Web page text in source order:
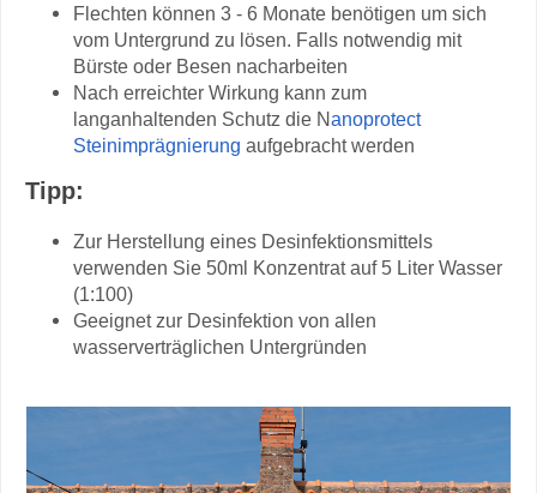
Flechten können 3 - 6 Monate benötigen um sich
vom Untergrund zu lösen. Falls notwendig mit
Bürste oder Besen nacharbeiten
Nach erreichter Wirkung kann zum
langanhaltenden Schutz die Nanoprotect
Steinimprägnierung aufgebracht werden
Tipp:
Zur Herstellung eines Desinfektionsmittels
verwenden Sie 50ml Konzentrat auf 5 Liter Wasser
(1:100)
Geeignet zur Desinfektion von allen
wasserverträglichen Untergründen